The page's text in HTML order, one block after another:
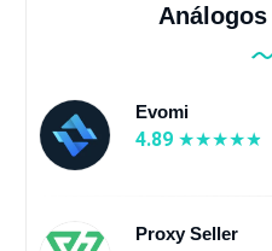
Evomi
4.89
Proxy Seller